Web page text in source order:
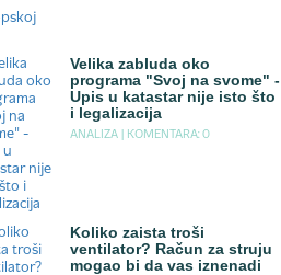
Velika zabluda oko
programa "Svoj na svome" -
Upis u katastar nije isto što
i legalizacija
ANALIZA | KOMENTARA: 0
Koliko zaista troši
ventilator? Račun za struju
mogao bi da vas iznenadi